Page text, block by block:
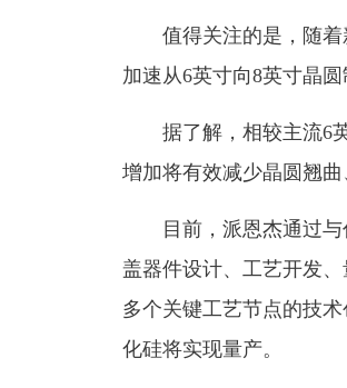
值得关注的是，随着
加速从6英寸向8英寸晶圆
据了解，相较主流6英
增加将有效减少晶圆翘
目前，派恩杰通过与代
盖器件设计、工艺开发
多个关键工艺节点的技
化硅将实现量产。